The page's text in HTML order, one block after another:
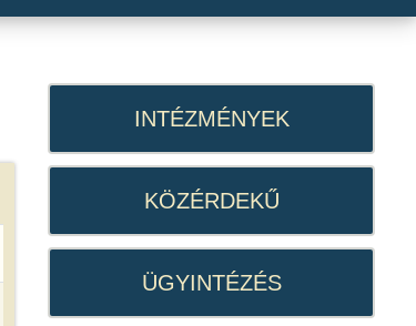
INTÉZMÉNYEK
KÖZÉRDEKŰ
ÜGYINTÉZÉS